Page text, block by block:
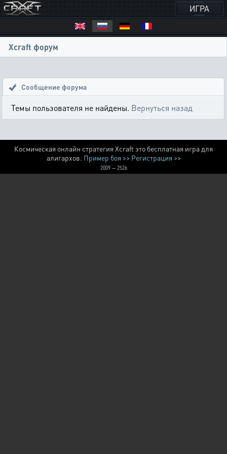
ИГРА
Xcraft форум
Сообщение форума
Темы пользователя не найдены. Вернуться назад
Космическая онлайн стратегия Xcraft это бесплатная игра для
алигархов. Пример боя >> Регистрация >>
2009 — 2526